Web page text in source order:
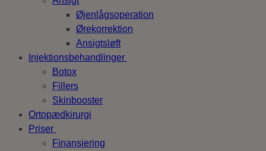
Øjenlågsoperation
Ørekorrektion
Ansigtsløft
Injektionsbehandlinger
Botox
Fillers
Skinbooster
Ortopædkirurgi
Priser
Finansiering